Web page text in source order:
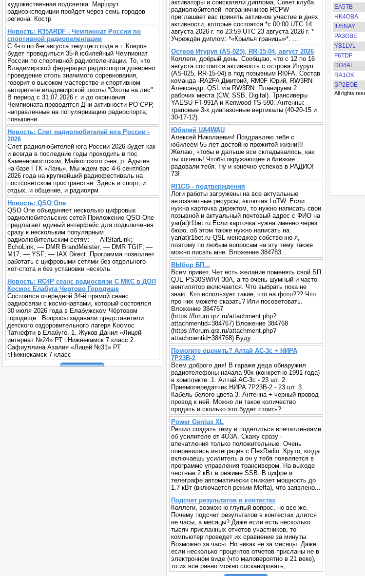
художественная подсветка. Маршрут
радиоэкспедиции пройдет через семь городов
региона: Костр
Новость: R35ARDF - Чемпионат России по
спортивной радиопеленгации
С 4-го по 8-е августа текущего года в г. Ковров
будет проводиться 35-й юбилейный Чемпионат
России по спортивной радиопеленгации. То, что
Владимирской федерации радиоспорта доверено
проведение столь значимого соревнования,
говорит о высоком мастерстве и спортивном
авторитете владимирской школы "Охоты на лис".
В период с 31.07.2026 г. и до окончания
Чемпионата проводятся Дни активности РО СРР,
направленные на популяризацию радиоспорта,
повышени
Новость: Слет радиолюбителей юга России -
2026
Слет радиолюбителей юга России 2026 будет как
и всегда в последние годы проходить в пос
Каменномостском, Майкопского р-на, р. Адыгея
на базе ГТК «Лань». Мы ждем вас 4-6 сентября
2026 года на крупнейший радиофестиваль на
постсоветском пространстве. Здесь и спорт, и
отдых, и общение, и радиоярм
Новость: QSO One
QSO One объединяет несколько цифровых
радиолюбительских сетей Приложение QSO One
предлагает единый интерфейс для подключения
сразу к нескольким популярным
радиолюбительским сетям: — AllStarLink; —
EchoLink; — DMR BrandMeister; — DMR TGIF; —
M17; — YSF; — IAX Direct. Программа позволяет
работать с цифровыми сетями без отдельного
хот-спота и без установки несколь
Новость: RC4P сеанс радиосвязи С МКС в ДОЛ
Космос Елабуга Чертово Городище
Состоялся очередной 34-й прямой сеанс
радиосвязи с космонавтами, который состоялся
30 июля 2026 года в Елабужском Чёртовом
городище . Вопросы задавали представители
детского оздоровительного лагеря Космос
Татнефти в Елабуге. 1. Жуков Данил «Лицей-
интернат №24» РТ г.Нижнекамск 7 класс 2.
Сафиуллина Азалия «Лицей №31» РТ
г.Нижнекамск 7 класс
активаторы и соискатели диплома, Совет клуба
радиолюбителей -пограничников RCPW
приглашает вас принять активное участие в днях
активности, которые состоятся *с 00:00 UTC 14
августа 2026 г. по 23:59 UTC 23 августа 2026 г. *
Учреждён диплом: *«Крылья границы»*. ...
Остров Итуруп (AS-025), RR-15-04, август 2026
Коллеги, добрый день. Сообщаю, что с 12 по 16
августа состоится активность с острова Итуруп
(AS-025, RR-15-04) в под позывным RI0FA. Состав
команда -RA2FA Дмитрий, RM0F Юрий, RW3RN
Александр. QSL via RW3RN. Планируем 2
рабочих места (CW, SSB, Digital). Трансиверы
YAESU FT-991A и Kenwood TS-590. Антенны:
траповые 3-х диапазонные вертикалы (40-20-15 и
30-17-12).
Юбилей UA4WAU
Алексей Николаевич! Поздравляю тебя с
юбилеем 55 лет достойно прожитой жизни!!!
Желаю, чтобы и дальше все складывалось, как
ты хочешь! Чтобы окружающие и близкие
радовали тебя. Ну и конечно успехов в РАДИО!
73!
RI1CG - подтверждения
Логи работы загружены на все актуальные
автозачетные ресурсы, включая LoTW. Если
нужна карточка директом, то нужно написать свои
позывной и актуальный почтовый адрес с ФИО на
yar(at)r1bet.ru Если карточка нужна именно через
бюро, об этом также нужно написать на
yar(at)r1bet.ru QSL менеджер собственно я,
поэтому по любым вопросам на эту тему также
можно писать мне. Вложение 384783...
ВЫбор БП...
Всем привет. Чет есть желание поменять свой БП
QJE PS30SWIVI 30A, а то очень шумный и часто
вентилятор включается. Что выбрать пока не
знаю. Кто использует такие, что на фото??? Что
про них можете сказать? Или посоветовать.
Вложение 384767
(https://forum.qrz.ru/attachment.php?
attachmentid=384767) Вложение 384768
(https://forum.qrz.ru/attachment.php?
attachmentid=384768) Буду...
Помогите оценить? Алтай АС-3с + НИРА
7Р23В-2
Всем доброго дня! В гараже деда обнаружил
радиотелефоны начала 90х (конкретно 1991 года)
в комплекте: 1. Алтай АС-3с - 23 шт. 2.
Приемопередатчик НИРА 7Р23В-2 - 23 шт. 3.
Кабель белого цвета 3. Антенна + черный провод
провод к ней. Можно ли такое количество
продать и сколько это будет стоить?
Power Genius XL
Решил создать тему и поделиться впечатлениями
об усилителе от 4O3A. Скажу сразу -
впечатления только положительные. Очень
понравилась интеграция с FlexRadio. Круто, когда
включаешь усилитель а он у тебя появляется в
программе управления трансивером. На выходе
честные 2 кВт в режиме SSB. В цифре и
телеграфе автоматически снижает мощность до
1.7 кВт (включается режим Meffa), что заявлено...
Подсчет результатов в контестах
Коллеги, возможно глупый вопрос, но все же.
Почему подсчет результатов в контестах длится
не часы, а месяцы? Даже если есть несколько
тысяч присланных отчетов участников, то
компьютер проведет их сравнение за минуты.
Возможно за часы. Но никак не за месяцы. Даже
если несколько процентов отчетов присланы не в
электронном виде (что маловероятно в 21 веке),
то их все равно можно сосканировать,...